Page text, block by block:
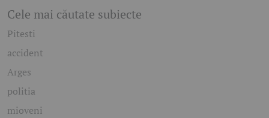
Cele mai căutate subiecte
Pitesti
accident
Arges
politia
mioveni